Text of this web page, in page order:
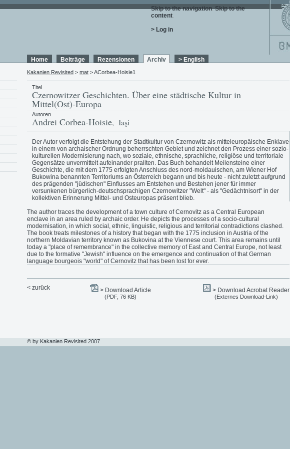
Skip to the navigation. Skip to the
content.
> Log in
Home Beiträge Rezensionen Archiv > English
Kakanien Revisited > mat > ACorbea-Hoisie1
Titel
Czernowitzer Geschichten. Über eine städtische Kultur in
Mittel(Ost)-Europa
Autoren
Andrei Corbea-Hoisie, Iaşi
Der Autor verfolgt die Entstehung der Stadtkultur von Czernowitz als mitteleuropäische Enklave
in einem von archaischer Ordnung beherrschten Gebiet und zeichnet den Prozess einer sozio-
kulturellen Modernisierung nach, wo soziale, ethnische, sprachliche, religiöse und territoriale
Gegensätze unvermittelt aufeinander prallten. Das Buch behandelt Meilensteine einer
Geschichte, die mit dem 1775 erfolgten Anschluss des nord-moldauischen, am Wiener Hof
Bukowina benannten Territoriums an Österreich begann und bis heute - nicht zuletzt aufgrund
des prägenden "jüdischen" Einflusses am Entstehen und Bestehen jener für immer
versunkenen bürgerlich-deutschsprachigen Czernowitzer "Welt" - als "Gedächtnisort" in der
kollektiven Erinnerung Mittel- und Osteuropas präsent blieb.
The author traces the development of a town culture of Cernovitz as a Central European
enclave in an area ruled by archaic order. He depicts the processes of a socio-cultural
modernisation, in which social, ethnic, linguistic, religious and territorial contradictions clashed.
The book treats milestones of a history that began with the 1775 inclusion in Austria of the
northern Moldavian territory known as Bukovina at the Viennese court. This area remains until
today a "place of remembrance" in the collective memory of East and Central Europe, not least
due to the formative "Jewish" influence on the emergence and continuation of that German
language bourgeois "world" of Cernovitz that has been lost for ever.
< zurück > Download Article
(PDF, 76 KB)
> Download Acrobat Reader
(Externes Download-Link)
© by Kakanien Revisited 2007